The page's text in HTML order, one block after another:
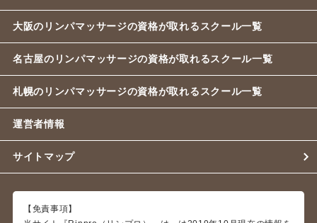
大阪のリンパマッサージの資格が取れるスクール一覧
名古屋のリンパマッサージの資格が取れるスクール一覧
札幌のリンパマッサージの資格が取れるスクール一覧
運営者情報
サイトマップ
【免責事項】